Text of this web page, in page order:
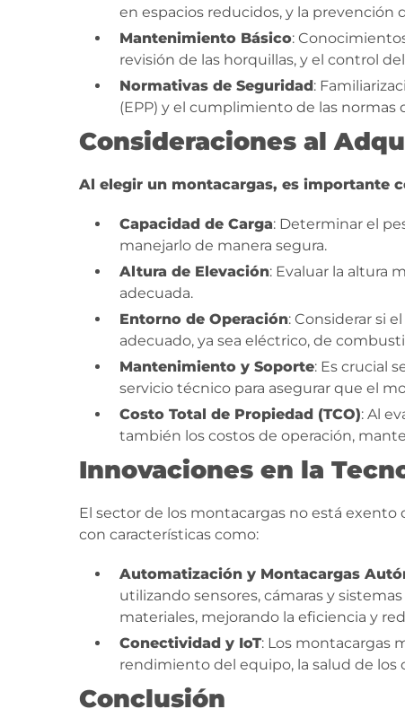
en espacios reducidos, y la prevención
Mantenimiento Básico:
revisión de las horquillas, y el control
Normativas de Seguridad:
(EPP) y el cumplimiento de las normas
Consideraciones al
Al elegir un montacargas, es importante
Capacidad de Carga: Determinar el
manejarlo de manera segura.
Altura de Elevación: Evaluar la altura
adecuada.
Entorno de Operación: Considerar si
adecuado, ya sea eléctrico, de
Mantenimiento y Soporte: Es crucial
servicio técnico para asegurar que el
Costo Total de Propiedad (TCO): Al
también los costos de operación,
Innovaciones en la
El sector de los montacargas no está exento
con características como:
Automatización y Montacargas
utilizando sensores, cámaras y
materiales, mejorando la eficiencia y
Conectividad y IoT: Los montacargas
rendimiento del equipo, la salud de
Conclusión